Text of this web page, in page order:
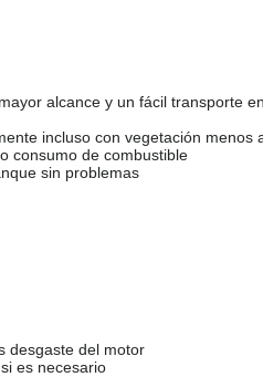
alcance y un fácil transporte
incluso con vegetación menos
consumo de combustible
sin problemas
desgaste del motor
es necesario